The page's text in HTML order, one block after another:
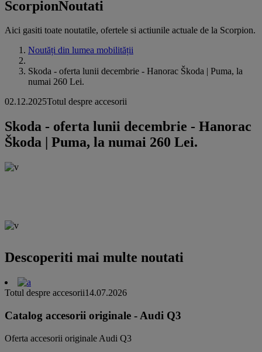
ScorpionNoutati
Aici gasiti toate noutatile, ofertele si actiunile actuale de la Scorpion.
Noutăți din lumea mobilității
Skoda - oferta lunii decembrie - Hanorac Škoda | Puma, la
numai 260 Lei.
02.12.2025Totul despre accesorii
Skoda - oferta lunii decembrie - Hanorac
Škoda | Puma, la numai 260 Lei.
Descoperiti mai multe noutati
Totul despre accesorii14.07.2026
Catalog accesorii originale - Audi Q3
Oferta accesorii originale Audi Q3